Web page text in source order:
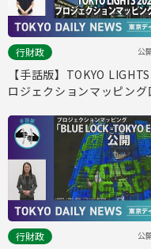
行財政
公
【手話版】TOKYO
ロジェクションマッピング
ュース No.849）
行財政
公